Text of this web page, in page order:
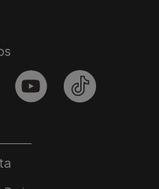
youtubetiktok